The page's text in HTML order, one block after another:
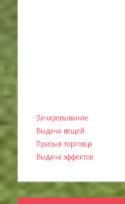
Зачаровывание
Выдача вещей
Призыв торговца
Выдача эффектов